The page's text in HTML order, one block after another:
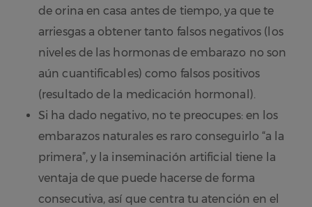
de orina en casa antes de tiempo, ya que te
arriesgas a obtener tanto falsos negativos (los
niveles de las hormonas de embarazo no son
aún cuantificables) como falsos positivos
(resultado de la medicación hormonal).
Si ha dado negativo, no te preocupes: en los
embarazos naturales es raro conseguirlo “a la
primera”, y la inseminación artificial tiene la
ventaja de que puede hacerse de forma
consecutiva, así que centra tu atención en el